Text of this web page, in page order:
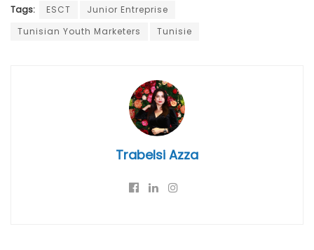
Tags: ESCT
Junior Entreprise
Tunisian Youth Marketers
Tunisie
Trabelsi Azza